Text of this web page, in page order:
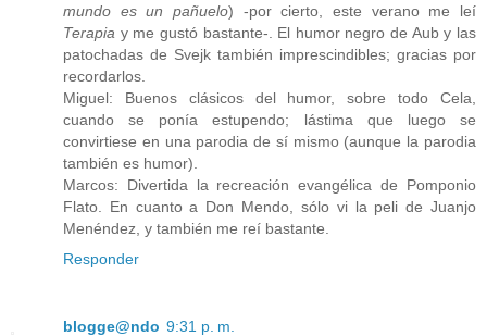
mundo es un pañuelo) -por cierto, este verano me leí
Terapia y me gustó bastante-. El humor negro de Aub y las
patochadas de Svejk también imprescindibles; gracias por
recordarlos.
Miguel: Buenos clásicos del humor, sobre todo Cela,
cuando se ponía estupendo; lástima que luego se
convirtiese en una parodia de sí mismo (aunque la parodia
también es humor).
Marcos: Divertida la recreación evangélica de Pomponio
Flato. En cuanto a Don Mendo, sólo vi la peli de Juanjo
Menéndez, y también me reí bastante.
Responder
blogge@ndo 9:31 p. m.